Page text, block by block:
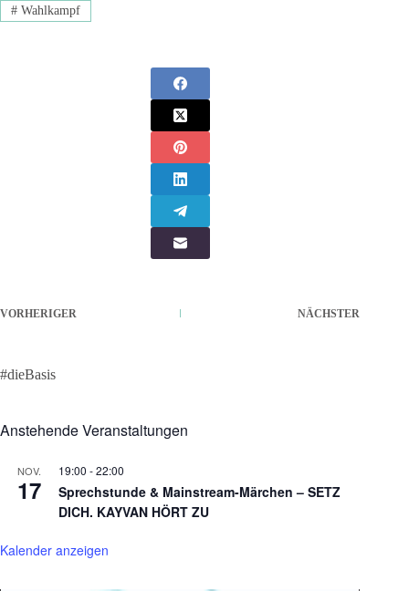
#Wahlkampf
VORHERIGER NÄCHSTER
#dieBasis
Anstehende Veranstaltungen
NOV.
17
19:00 -22:00
Sprechstunde & Mainstream-Märchen – SETZ
DICH. KAYVAN HÖRT ZU
Kalender anzeigen